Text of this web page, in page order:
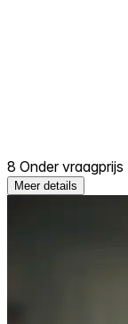
8 Onder vraagprijs
Meer details